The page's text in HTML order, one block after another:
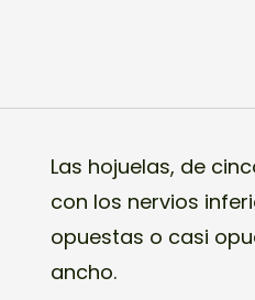
Las hojuelas, de
con los nervios
opuestas o casi
ancho.